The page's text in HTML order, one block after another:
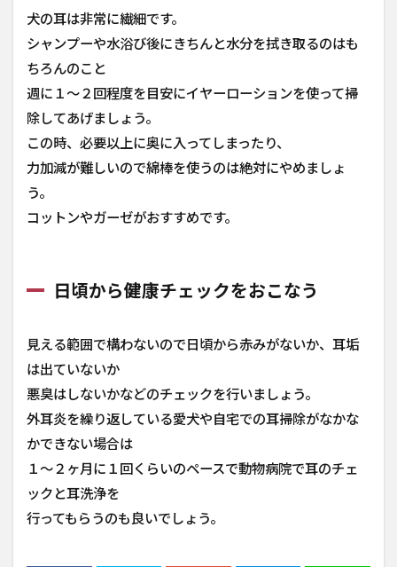
犬の耳は非常に繊細です。
シャンプーや水浴び後にきちんと水分を拭き取るのはも
ちろんのこと
週に１〜２回程度を目安にイヤーローションを使って掃
除してあげましょう。
この時、必要以上に奥に入ってしまったり、
力加減が難しいので綿棒を使うのは絶対にやめましょ
う。
コットンやガーゼがおすすめです。
日頃から健康チェックをおこなう
見える範囲で構わないので日頃から赤みがないか、耳垢
は出ていないか
悪臭はしないかなどのチェックを行いましょう。
外耳炎を繰り返している愛犬や自宅での耳掃除がなかな
かできない場合は
１〜２ヶ月に１回くらいのペースで動物病院で耳のチェ
ックと耳洗浄を
行ってもらうのも良いでしょう。